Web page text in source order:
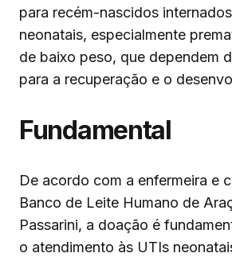
para recém-nascidos
neonatais, especialmente
de baixo peso, que dependem
para a recuperação e o
Fundamental
De acordo com a enfermeira e
Banco de Leite Humano de
Passarini, a doação é
o atendimento às UTIs